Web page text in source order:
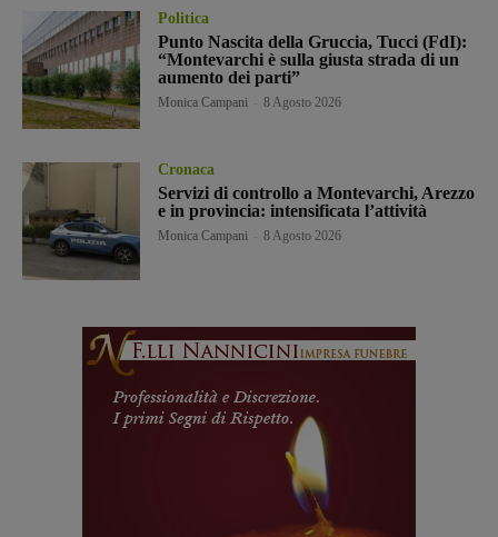
Politica
Punto Nascita della Gruccia, Tucci (FdI):
“Montevarchi è sulla giusta strada di un
aumento dei parti”
Monica Campani 8 Agosto 2026
Cronaca
Servizi di controllo a Montevarchi, Arezzo
e in provincia: intensificata l’attività
Monica Campani 8 Agosto 2026